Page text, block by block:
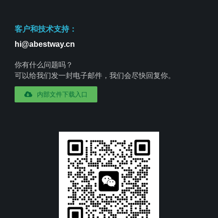
客户和技术支持：
hi@abestway.cn
你有什么问题吗？
可以给我们发一封电子邮件，我们会尽快回复你。
内部文件下载入口